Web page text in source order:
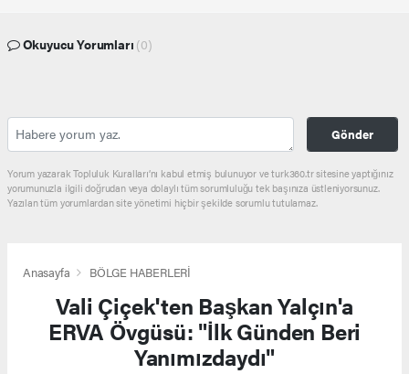
Okuyucu Yorumları (0)
Gönder
Yorum yazarak Topluluk Kuralları’nı kabul etmiş bulunuyor ve turk360.tr sitesine yaptığınız
yorumunuzla ilgili doğrudan veya dolaylı tüm sorumluluğu tek başınıza üstleniyorsunuz.
Yazılan tüm yorumlardan site yönetimi hiçbir şekilde sorumlu tutulamaz.
Anasayfa BÖLGE HABERLERİ
Vali Çiçek'ten Başkan Yalçın'a
ERVA Övgüsü: "İlk Günden Beri
Yanımızdaydı"